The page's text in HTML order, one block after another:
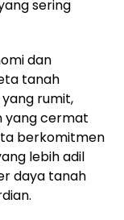
sering
dan
tanah
rumit,
yang cermat
berkomitmen
lebih adil
daya tanah